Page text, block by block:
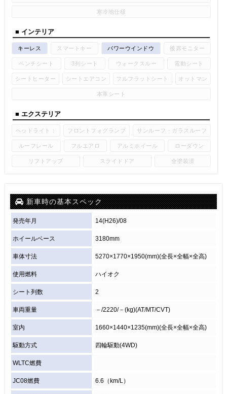
寒冷地仕様
■ インテリア
キーレス スマートキー パワーウインドウ 後席モニター
ベンチシート 3列シート ウォークスルー 電動シート
シートヒーター シートエアコン フルフラットシート オットマン
本革シート
■ エクステリア
ヘッドライト： フロントフォグランプ サンルーフ・ガラスルーフ
ルーフレール フルエアロ アルミホイール ローダウン
リフトアップ スライドドア 全塗装済
新車時の基本スペック
発売年月 14(H26)/08
ホイールベース 3180mm
車体寸法 5270×1770×1950(mm)(全長×全幅×全高)
使用燃料 ハイオク
シート列数 2
車両重量 －/2220/－(kg)(AT/MT/CVT)
室内 1660×1440×1235(mm)(全長×全幅×全高)
駆動方式 四輪駆動(4WD)
WLTC燃費
JC08燃費 6.6（km/L）